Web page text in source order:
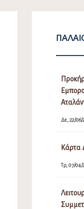
Δε, 22/06/
Κάρτα
Τρ, 07/04/